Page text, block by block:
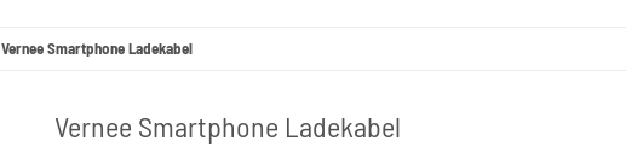
Vernee Smartphone Ladekabel
Vernee Smartphone Ladekabel